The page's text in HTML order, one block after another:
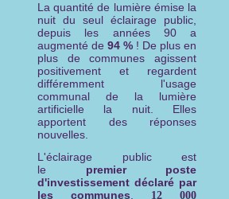
La quantité de lumière émise la
nuit du seul éclairage public,
depuis les années 90 a
augmenté de 94 % ! De plus en
plus de communes agissent
positivement et regardent
différemment l'usage
communal de la lumière
artificielle la nuit. Elles
apportent des réponses
nouvelles.
L'éclairage public est
le premier
poste
d'investissement déclaré par
les communes. 12 000